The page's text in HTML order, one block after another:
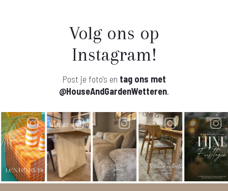
Volg ons op
Instagram!
Post je foto's en tag ons met
@HouseAndGardenWetteren.